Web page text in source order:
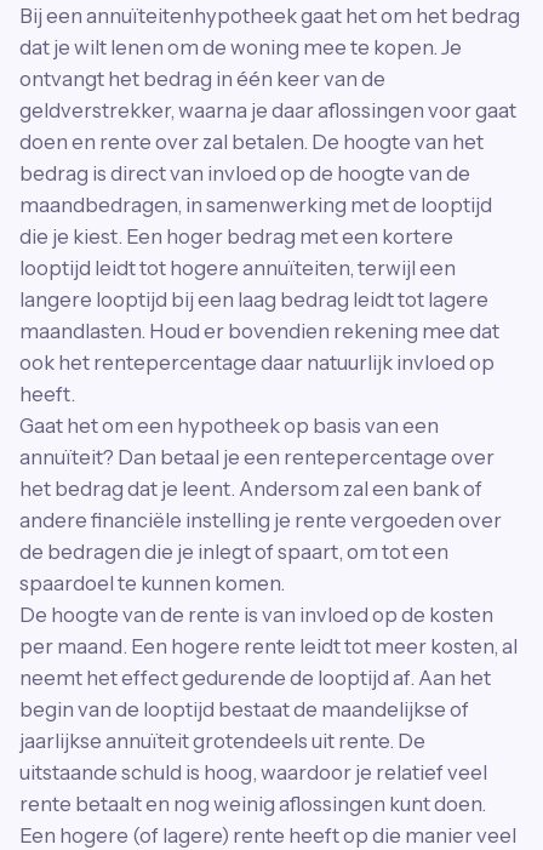
Bij een annuïteitenhypotheek gaat het om het bedrag
dat je wilt lenen om de woning mee te kopen. Je
ontvangt het bedrag in één keer van de
geldverstrekker, waarna je daar aflossingen voor gaat
doen en rente over zal betalen. De hoogte van het
bedrag is direct van invloed op de hoogte van de
maandbedragen, in samenwerking met de looptijd
die je kiest. Een hoger bedrag met een kortere
looptijd leidt tot hogere annuïteiten, terwijl een
langere looptijd bij een laag bedrag leidt tot lagere
maandlasten. Houd er bovendien rekening mee dat
ook het rentepercentage daar natuurlijk invloed op
heeft.
Gaat het om een hypotheek op basis van een
annuïteit? Dan betaal je een rentepercentage over
het bedrag dat je leent. Andersom zal een bank of
andere financiële instelling je rente vergoeden over
de bedragen die je inlegt of spaart, om tot een
spaardoel te kunnen komen.
De hoogte van de rente is van invloed op de kosten
per maand. Een hogere rente leidt tot meer kosten, al
neemt het effect gedurende de looptijd af. Aan het
begin van de looptijd bestaat de maandelijkse of
jaarlijkse annuïteit grotendeels uit rente. De
uitstaande schuld is hoog, waardoor je relatief veel
rente betaalt en nog weinig aflossingen kunt doen.
Een hogere (of lagere) rente heeft op die manier veel